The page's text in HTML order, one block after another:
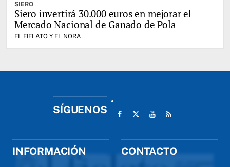
SIERO
Siero invertirá 30.000 euros en mejorar el
Mercado Nacional de Ganado de Pola
EL FIELATO Y EL NORA
SÍGUENOS
INFORMACIÓN CONTACTO